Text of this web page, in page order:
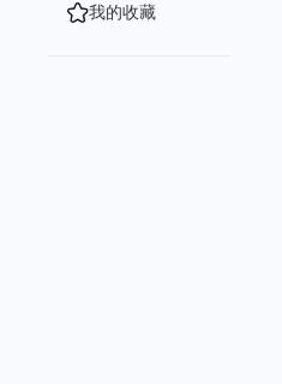
我的收藏